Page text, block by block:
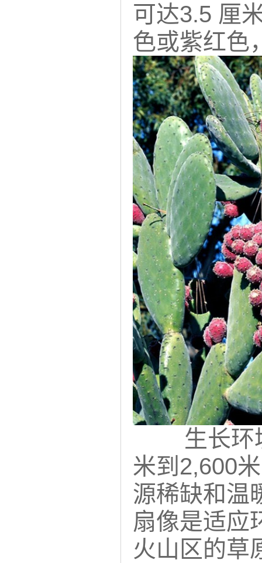
可达3.5 厘
色或紫红色
生长环
米到2,600
源稀缺和温
扇像是适应
火山区的草